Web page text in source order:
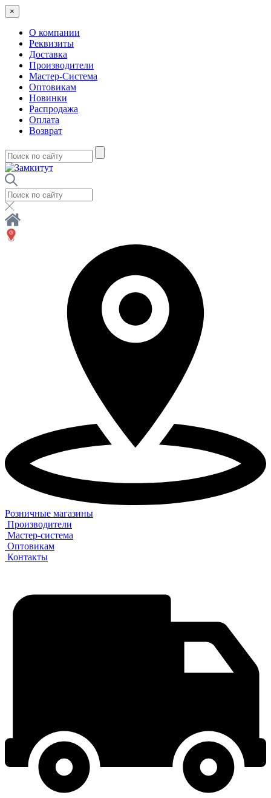
×
О компании
Реквизиты
Доставка
Производители
Мастер-Система
Оптовикам
Новинки
Распродажа
Оплата
Возврат
Розничные магазины
Производители
Мастер-система
Оптовикам
Контакты